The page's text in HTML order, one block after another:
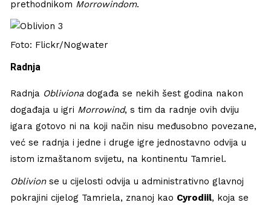
prethodnikom Morrowindom.
Foto: Flickr/Nogwater
Radnja
Radnja Oblivionadogađa se nekih šest godina nakon
događaja u igri Morrowind, s tim da radnje ovih dviju
igara gotovo ni na koji način nisu međusobno povezane,
već se radnja i jedne i druge igre jednostavno odvija u
istom izmaštanom svijetu, na kontinentu Tamriel.
Oblivionse u cijelosti odvija u administrativno glavnoj
pokrajini cijelog Tamriela, znanoj kao Cyrodiil, koja se